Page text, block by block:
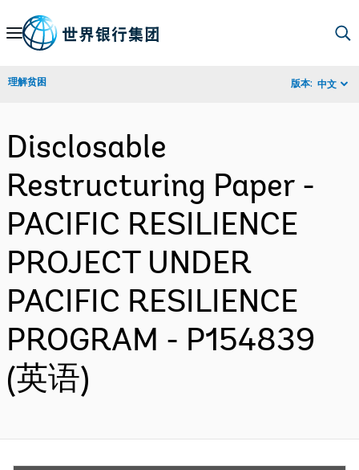
Skip
Navigation
理解贫困 版本: 中文
Disclosable
Restructuring Paper -
PACIFIC RESILIENCE
PROJECT UNDER
PACIFIC RESILIENCE
PROGRAM - P154839
(英语)